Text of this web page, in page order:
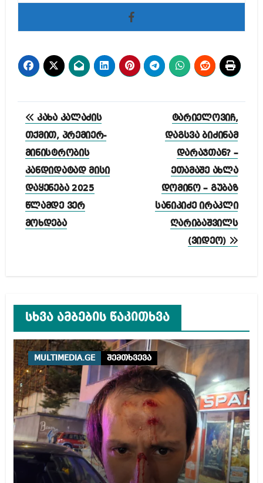
პოსტის
ნავიგაცია
კახა კალაძის
თქმით, პრემიერ-
მინისტრობის
კანდიდატად მისი
დაყენება 2025
წლამდე ვერ
მოხდება
ტარიელოვიჩ,
დაგსვა ბიძინამ
დარაჯთან? –
ეთამაშე ახლა
დომინო – გუბაზ
სანიკიძე ირაკლი
ღარიბაშვილს
(ვიდეო)
სხვა ამბების წაკითხვა
MULTIMEDIA.GE შემთხვევა